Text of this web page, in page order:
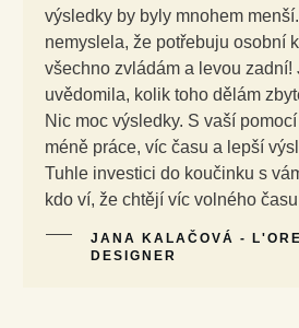
výsledky by byly mnohem
nemyslela, že potřebuju osobní
všechno zvládám a levou zadní!
uvědomila, kolik toho dělám
Nic moc výsledky. S vaší
méně práce, víc času a lepší
Tuhle investici do koučinku s
kdo ví, že chtějí víc volného
JANA KALAČOVÁ -
DESIGNER